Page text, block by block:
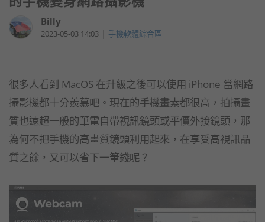
Billy
2023-05-03 14:03 | 手機軟體綜合區
很多人看到 MacOS 在升級之後可以使用 iPhone 當網路
攝影機都十分羨慕吧。現在的手機畫素都很高，拍攝畫
質也遠超一般的筆電自帶視訊鏡頭或平價外接鏡頭，那
為何不把手機的高畫質鏡頭利用起來，在享受高視訊品
質之餘，又可以省下一筆錢呢？